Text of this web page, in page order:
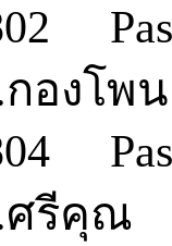
องโพน
ศรีคุณ